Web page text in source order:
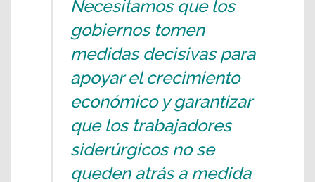
Necesitamos que los
gobiernos tomen
medidas decisivas para
apoyar el crecimiento
económico y garantizar
que los trabajadores
siderúrgicos no se
queden atrás a medida